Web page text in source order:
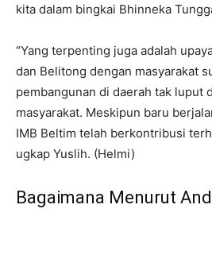
kita dalam bingkai Bhinneka
“Yang terpenting juga adalah
dan Belitong dengan masyarakat
pembangunan di daerah tak luput
masyarakat. Meskipun baru
IMB Beltim telah berkontribusi
ugkap Yuslih. (Helmi)
Bagaimana Menurut